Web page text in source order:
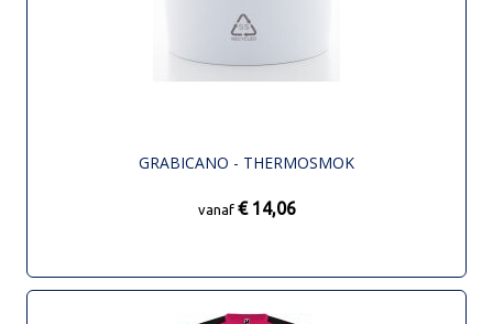
GRABICANO - THERMOSMOK
vanaf € 14,06